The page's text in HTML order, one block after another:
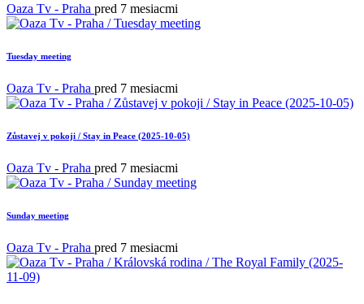
Oaza Tv - Praha pred 7 mesiacmi
Tuesday meeting
Oaza Tv - Praha pred 7 mesiacmi
Zůstavej v pokoji / Stay in Peace (2025-10-05)
Oaza Tv - Praha pred 7 mesiacmi
Sunday meeting
Oaza Tv - Praha pred 7 mesiacmi